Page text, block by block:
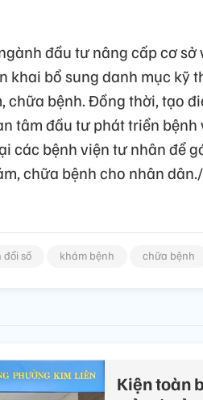
đầu tư nâng cấp cơ
khai bổ sung danh mục kỹ
chữa bệnh. Đồng thời, tạo
tâm đầu tư phát triển
các bệnh viện tư nhân để
chữa bệnh cho nhân
đổi số khám bệnh chữa bệnh
Kiện toàn